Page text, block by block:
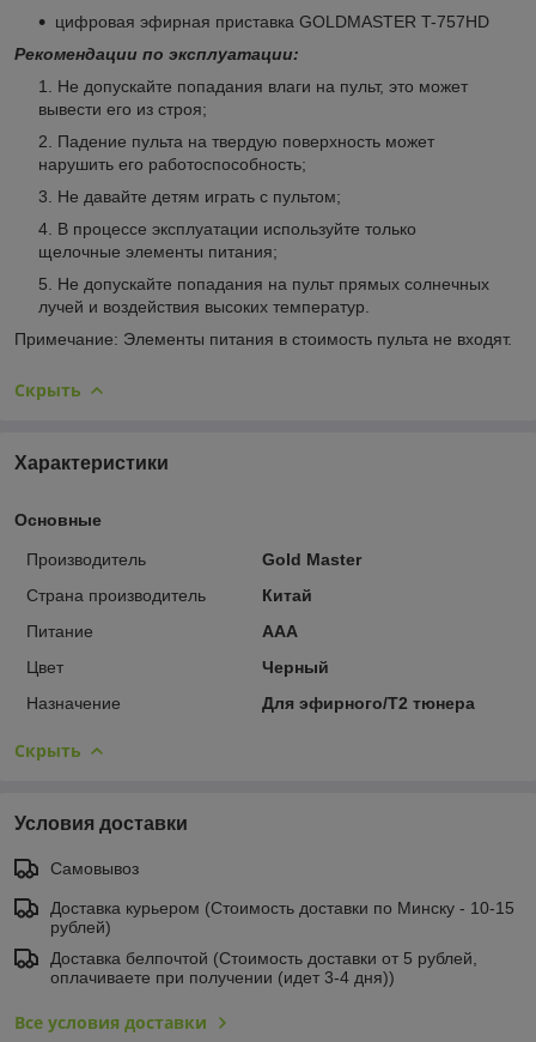
цифровая эфирная приставка GOLDMASTER T-757HD
Рекомендации по эксплуатации:
Не допускайте попадания влаги на пульт, это может
вывести его из строя;
Падение пульта на твердую поверхность может
нарушить его работоспособность;
Не давайте детям играть с пультом;
В процессе эксплуатации используйте только
щелочные элементы питания;
Не допускайте попадания на пульт прямых солнечных
лучей и воздействия высоких температур.
Примечание: Элементы питания в стоимость пульта не входят.
Скрыть
Характеристики
Основные
Производитель
Gold Master
Страна производитель
Китай
Питание
AAA
Цвет
Черный
Назначение
Для эфирного/Т2 тюнера
Скрыть
Условия доставки
Самовывоз
Доставка курьером (Стоимость доставки по Минску - 10-15
рублей)
Доставка белпочтой (Стоимость доставки от 5 рублей,
оплачиваете при получении (идет 3-4 дня))
Все условия доставки